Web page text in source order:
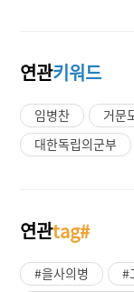
연관키워드
임병찬 거문
대한독립의군부
연관tag#
#을사의병 #